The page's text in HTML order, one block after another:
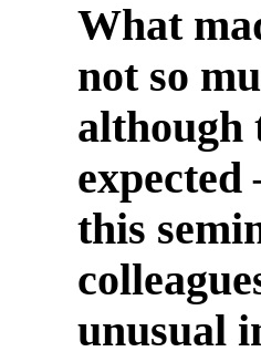
What
not so
although
this
unusual